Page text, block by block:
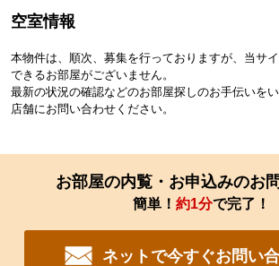
空室情報
本物件は、順次、募集を行っておりますが、当サ
できるお部屋がございません。
最新の状況の確認などのお部屋探しのお手伝いを
店舗にお問い合わせください。
お部屋の内覧・お申込みのお
簡単！ 約1分で完了！
ネットで今すぐお問い